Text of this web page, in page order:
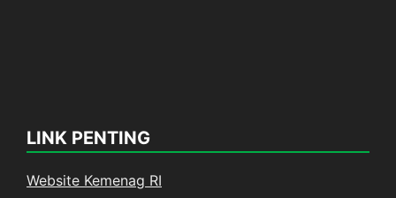
LINK PENTING
Website Kemenag RI